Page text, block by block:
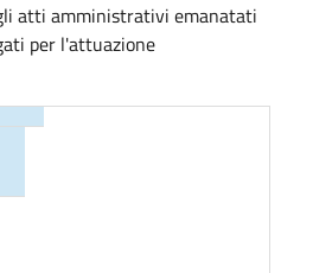
atti amministrativi emanatati
per l'attuazione